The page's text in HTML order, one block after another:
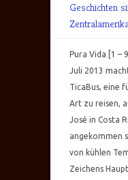
Geschichten
Pura Vida [1 –
Juli 2013
TicaBus, eine
Art zu reisen,
José in Costa
angekommen
von kühlen
Zeichens